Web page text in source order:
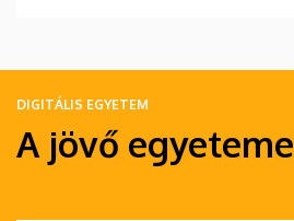
DIGITÁLIS EGYETEM
A jövő egyeteme